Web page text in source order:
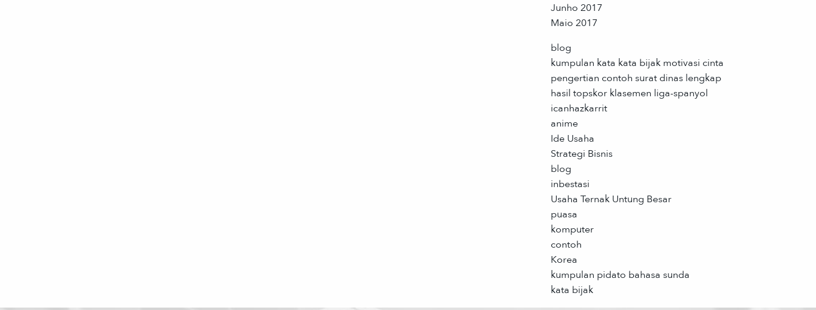
Junho 2017
Maio 2017
blog
kumpulan kata kata bijak motivasi cinta
pengertian contoh surat dinas lengkap
hasil topskor klasemen liga-spanyol
icanhazkarrit
anime
Ide Usaha
Strategi Bisnis
blog
inbestasi
Usaha Ternak Untung Besar
puasa
komputer
contoh
Korea
kumpulan pidato bahasa sunda
kata bijak